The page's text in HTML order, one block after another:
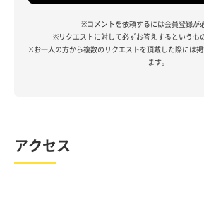
※コメントを依頼するには会員登録が
※リクエストに対して必ずお答えするというも
※お一人の方から複数のリクエストを頂戴した際には
ます。
アクセス